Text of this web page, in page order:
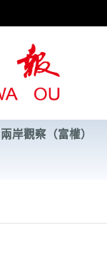
兩岸觀察（富權）